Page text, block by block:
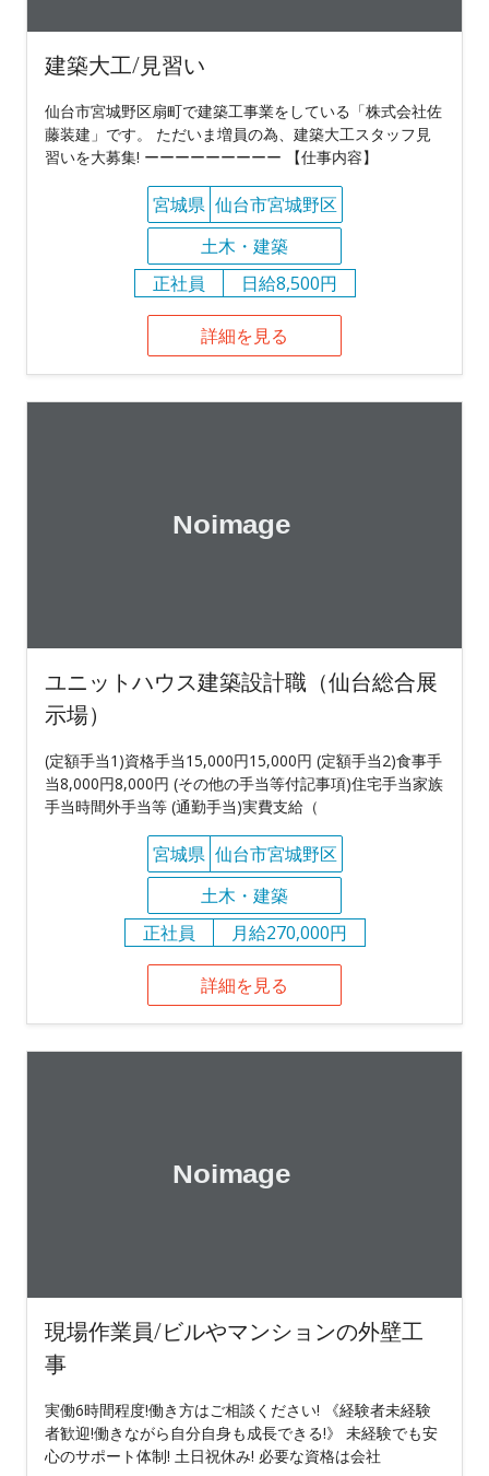
建築大工/見習い
仙台市宮城野区扇町で建築工事業をしている「株式会社佐
藤装建」です。 ただいま増員の為、建築大工スタッフ見
習いを大募集! ーーーーーーーーー 【仕事内容】
宮城県 仙台市宮城野区
土木・建築
正社員
日給8,500円
詳細を見る
ユニットハウス建築設計職（仙台総合展
示場）
(定額手当1)資格手当15,000円15,000円 (定額手当2)食事手
当8,000円8,000円 (その他の手当等付記事項)住宅手当家族
手当時間外手当等 (通勤手当)実費支給（
宮城県 仙台市宮城野区
土木・建築
正社員
月給270,000円
詳細を見る
現場作業員/ビルやマンションの外壁工
事
実働6時間程度!働き方はご相談ください! 《経験者未経験
者歓迎!働きながら自分自身も成長できる!》 未経験でも安
心のサポート体制! 土日祝休み! 必要な資格は会社